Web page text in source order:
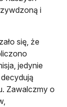
i
się, że
jedynie
Zawalczmy o